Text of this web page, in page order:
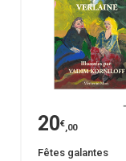
20€,00
Fêtes galantes